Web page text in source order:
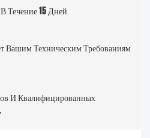
Течение 15 Дней
Вашим Техническим Требованиям
И Квалифицированных